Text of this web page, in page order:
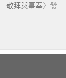
敬拜與事奉〉發